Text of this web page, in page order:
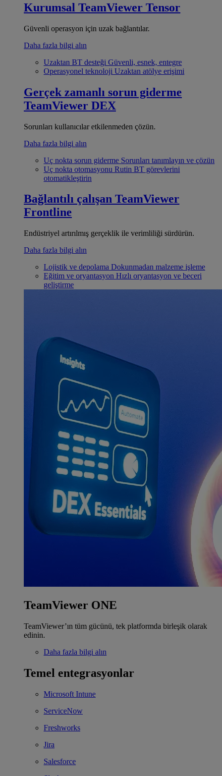
Kurumsal TeamViewer Tensor
Güvenli operasyon için uzak bağlantılar.
Daha fazla bilgi alın
Uzaktan BT desteği Güvenli, esnek, entegre
Operasyonel teknoloji Uzaktan atölye erişimi
Gerçek zamanlı sorun giderme
TeamViewer DEX
Sorunları kullanıcılar etkilenmeden çözün.
Daha fazla bilgi alın
Uç nokta sorun giderme Sorunları tanımlayın ve çözün
Uç nokta otomasyonu Rutin BT görevlerini
otomatikleştirin
Bağlantılı çalışan TeamViewer
Frontline
Endüstriyel artırılmış gerçeklik ile verimliliği sürdürün.
Daha fazla bilgi alın
Lojistik ve depolama Dokunmadan malzeme işleme
Eğitim ve oryantasyon Hızlı oryantasyon ve beceri
geliştirme
TeamViewer ONE
TeamViewer’ın tüm gücünü, tek platformda birleşik olarak
edinin.
Daha fazla bilgi alın
Temel entegrasyonlar
Microsoft Intune
ServiceNow
Freshworks
Jira
Salesforce